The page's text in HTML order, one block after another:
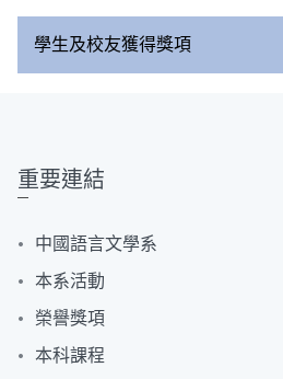
學生及校友獲得獎項
重要連結
中國語言文學系
本系活動
榮譽獎項
本科課程